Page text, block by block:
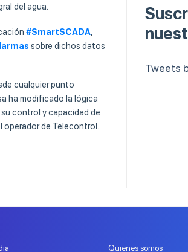
del agua
#SmartSCADA,
sobre dichos datos
cualquier punto
ha modificado la lógica
control y capacidad de
operador de Telecontrol.
Tweets
Quienes somos